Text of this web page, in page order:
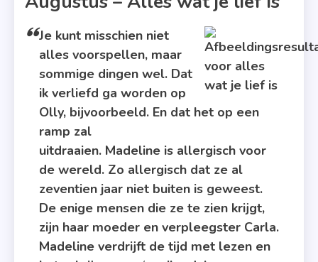
Je kunt misschien niet
alles voorspellen, maar
sommige dingen wel. Dat
ik verliefd ga worden op
Olly, bijvoorbeeld. En dat het op een
ramp zal
uitdraaien. Madeline is allergisch voor
de wereld. Zo allergisch dat ze al
zeventien jaar niet buiten is geweest.
De enige mensen die ze te zien krijgt,
zijn haar moeder en verpleegster Carla.
Madeline verdrijft de tijd met lezen en